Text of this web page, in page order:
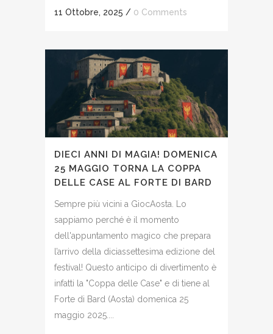
11 Ottobre, 2025 / 0 Comments
DIECI ANNI DI MAGIA! DOMENICA
25 MAGGIO TORNA LA COPPA
DELLE CASE AL FORTE DI BARD
Sempre più vicini a GiocAosta. Lo
sappiamo perché è il momento
dell'appuntamento magico che prepara
l’arrivo della diciassettesima edizione del
festival! Questo anticipo di divertimento è
infatti la "Coppa delle Case" e di tiene al
Forte di Bard (Aosta) domenica 25
maggio 2025....